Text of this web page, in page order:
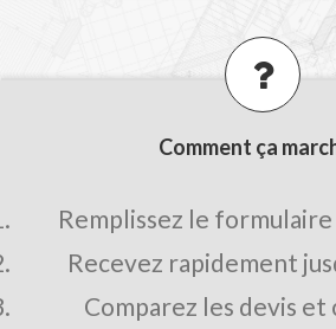
Comment ça
Remplissez le
Recevez rapidement
Comparez les devis et